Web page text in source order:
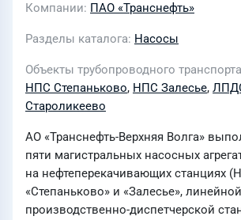
Компании ПАО «Транснефть»
Разделы каталога Насосы
Объекты трубопроводного транспорта
НПС Степаньково, НПС Залесье,
Староликеево
АО «Транснефть-Верхняя Волга»
пяти магистральных насосных
на нефтеперекачивающих станциях
«Степаньково» и «Залесье», линейной
производственно-диспетчерской